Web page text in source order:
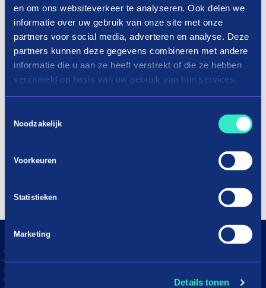
en om ons websiteverkeer te analyseren. Ook delen we
informatie over uw gebruik van onze site met onze
partners voor social media, adverteren en analyse. Deze
partners kunnen deze gegevens combineren met andere
informatie die u aan ze heeft verstrekt of die ze hebben
verzameld op basis van uw gebruik van hun services.
Noodzakelijk
Voorkeuren
Statistieken
Marketing
Details tonen